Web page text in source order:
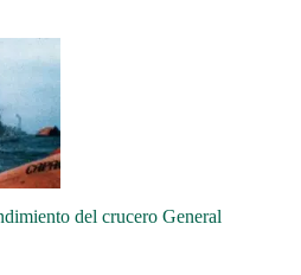
del crucero General